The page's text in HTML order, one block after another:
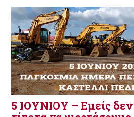
5 ΙΟΥΝΙΟΥ – Εμείς